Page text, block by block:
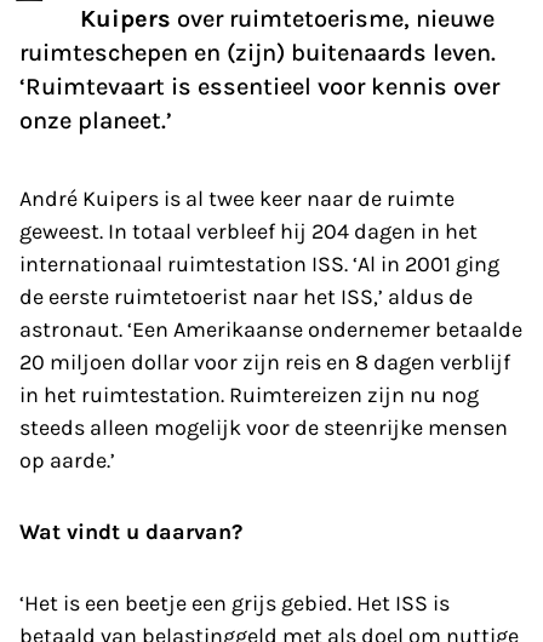
Kuipers over ruimtetoerisme, nieuwe
ruimteschepen en (zijn) buitenaards leven.
‘Ruimtevaart is essentieel voor kennis over
onze planeet.’
André Kuipers is al twee keer naar de ruimte
geweest. In totaal verbleef hij 204 dagen in het
internationaal ruimtestation ISS. ‘Al in 2001 ging
de eerste ruimtetoerist naar het ISS,’ aldus de
astronaut. ‘Een Amerikaanse ondernemer betaalde
20 miljoen dollar voor zijn reis en 8 dagen verblijf
in het ruimtestation. Ruimtereizen zijn nu nog
steeds alleen mogelijk voor de steen­rijke mensen
op aarde.’
Wat vindt u daarvan?
‘Het is een beetje een grijs gebied. Het ISS is
betaald van belastinggeld met als doel om nuttige